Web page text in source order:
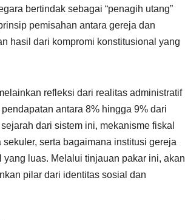
bertindak sebagai “penagih utang”
pemisahan antara gereja dan
hasil dari kompromi konstitusional yang
refleksi dari realitas administratif
antara 8% hingga 9% dari
dari sistem ini, mekanisme fiskal
serta bagaimana institusi gereja
luas. Melalui tinjauan pakar ini, akan
pilar dari identitas sosial dan